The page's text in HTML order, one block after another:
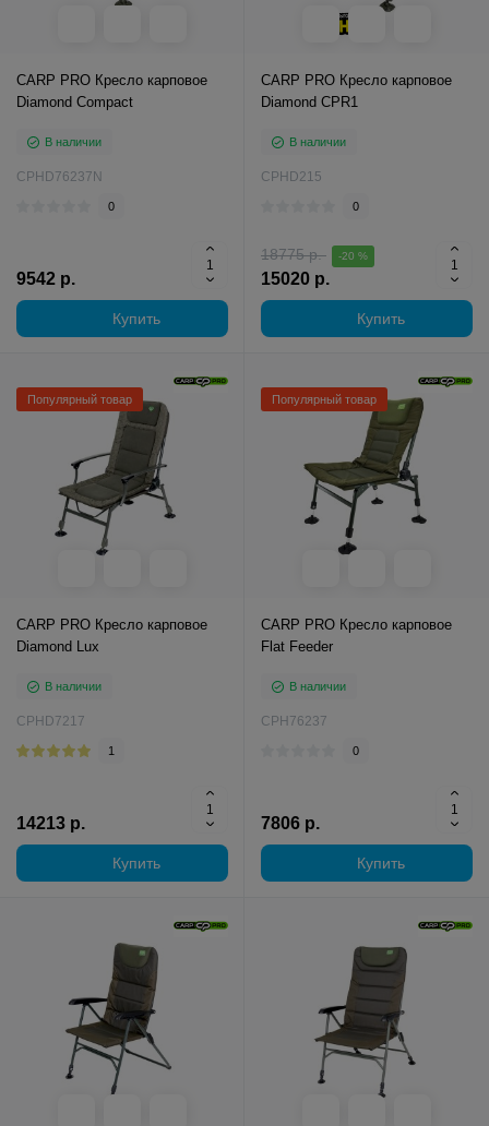
CARP PRO Кресло карповое
Diamond Compact
В наличии
CPHD76237N
0
9542 р.
Купить
CARP PRO Кресло карповое
Diamond CPR1
В наличии
CPHD215
0
18775 р. -20 %
15020 р.
Купить
Популярный товар
CARP PRO Кресло карповое
Diamond Lux
В наличии
CPHD7217
1
14213 р.
Купить
Популярный товар
CARP PRO Кресло карповое
Flat Feeder
В наличии
CPH76237
0
7806 р.
Купить